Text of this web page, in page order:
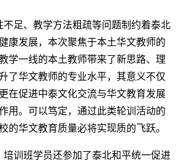
足、教学方法粗疏等问题制约着泰北
康发展，本次聚焦于本土华文教师的
学一线的本土教师带来了新思路、理
了华文教师的专业水平，其意义不仅
在促进中泰文化交流与华文教育发展
用。可以笃定，通过此类轮训活动的
的华文教育质量必将实现质的飞跃。
训班学员还参加了泰北和平统一促进